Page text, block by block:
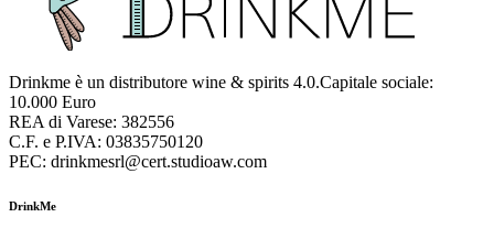
Drinkme è un distributore wine & spirits 4.0.Capitale sociale:
10.000 Euro
REA di Varese: 382556
C.F. e P.IVA: 03835750120
PEC: drinkmesrl@cert.studioaw.com
DrinkMe